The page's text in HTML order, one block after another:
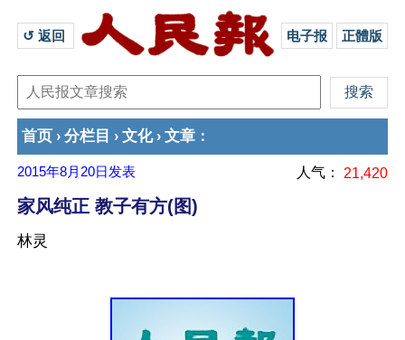
↺ 返回 电子报 正體版
首页 › 分栏目 › 文化› 文章 ：
2015年8月20日 发表 人气： 21,420
家风纯正 教子有方(图)
林灵